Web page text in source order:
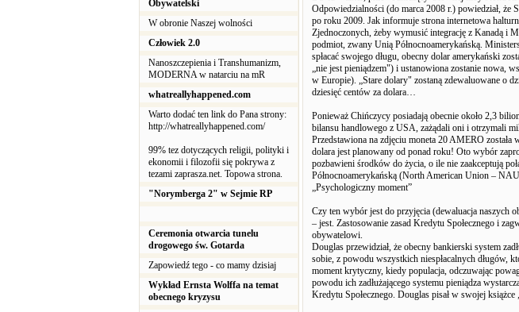
Obywatelski
W obronie Naszej wolności
Człowiek 2.0
Nanoszczepienia i Transhumanizm,
MODERNA w natarciu na mR
whatreallyhappened.com
Warto dodać ten link do Pana strony:
http://whatreallyhappened.com/
99% tez dotyczących religii, polityki i
ekonomii i filozofii się pokrywa z
tezami zaprasza.net. Topowa strona.
"Norymberga 2" w Sejmie RP
Ceremonia otwarcia tunelu
drogowego św. Gotarda
Zapowiedź tego - co mamy dzisiaj
Wykład Ernsta Wolffa na temat
obecnego kryzysu
Odpowiedzialności (do marca 2008 r.) powiedział, że
po roku 2009. Jak informuje strona internetowa
Zjednoczonych, żeby wymusić integrację z Kanadą i
podmiot, zwany Unią Północnoamerykańską.
spłacać swojego długu, obecny dolar amerykański
„nie jest pieniądzem") i ustanowiona zostanie nowa,
w Europie). „Stare dolary" zostaną zdewaluowane o
dziesięć centów za dolara…
Ponieważ Chińczycy posiadają obecnie około 2,3
bilansu handlowego z USA, zażądali oni i otrzymali
Przedstawiona na zdjęciu moneta 20 AMERO
dolara jest planowany od ponad roku! Oto wybór
pozbawieni środków do życia, o ile nie zaakceptują
Północnoamerykańską (North American Union –
„Psychologiczny moment”
Czy ten wybór jest do przyjęcia (dewaluacja naszych
– jest. Zastosowanie zasad Kredytu Społecznego i
obywatelowi.
Douglas przewidział, że obecny bankierski system
sobie, z powodu wszystkich niespłacalnych długów,
moment krytyczny, kiedy populacja, odczuwając
powodu ich zadłużającego systemu pieniądza
Kredytu Społecznego. Douglas pisał w swojej